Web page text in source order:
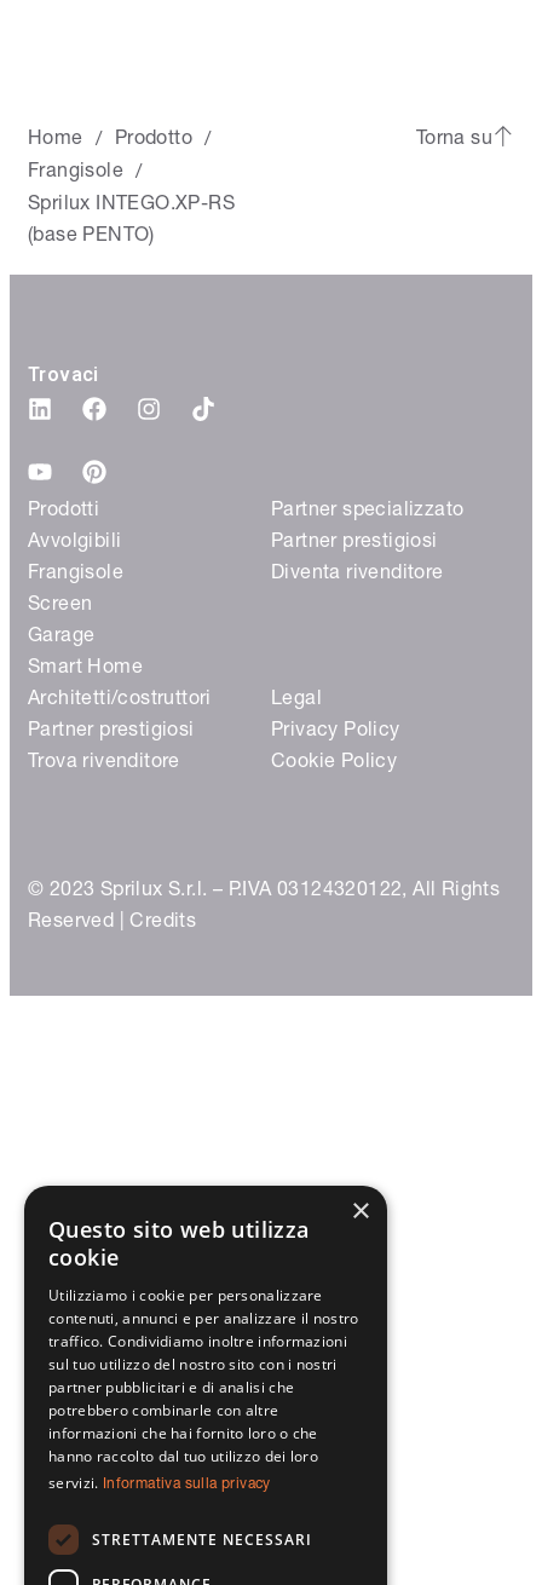
Home / Prodotto /
Frangisole /
Sprilux INTEGO.XP-RS
(base PENTO)
Torna su
Trovaci
Prodotti
Avvolgibili
Frangisole
Screen
Garage
Smart Home
Partner specializzato
Partner prestigiosi
Diventa rivenditore
Architetti/costruttori
Partner prestigiosi
Trova rivenditore
Legal
Privacy Policy
Cookie Policy
© 2023 Sprilux S.r.l. – P.IVA 03124320122, All Rights
Reserved | Credits
×
Questo sito web utilizza
cookie
Utilizziamo i cookie per personalizzare
contenuti, annunci e per analizzare il nostro
traffico. Condividiamo inoltre informazioni
sul tuo utilizzo del nostro sito con i nostri
partner pubblicitari e di analisi che
potrebbero combinarle con altre
informazioni che hai fornito loro o che
hanno raccolto dal tuo utilizzo dei loro
servizi. Informativa sulla privacy
STRETTAMENTE NECESSARI